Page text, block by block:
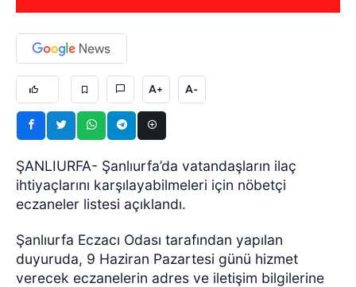
A+ A-
ŞANLIURFA- Şanlıurfa’da vatandaşların ilaç
ihtiyaçlarını karşılayabilmeleri için nöbetçi
eczaneler listesi açıklandı.
Şanlıurfa Eczacı Odası tarafından yapılan
duyuruda, 9 Haziran Pazartesi günü hizmet
verecek eczanelerin adres ve iletişim bilgilerine